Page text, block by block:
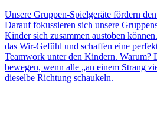
Unsere Gruppen-Spielgeräte fördern
Darauf fokussieren sich unsere
Kinder sich zusammen austoben
das Wir-Gefühl und schaffen eine
Teamwork unter den Kindern. Warum?
bewegen, wenn alle „an einem Strang
dieselbe Richtung schaukeln.